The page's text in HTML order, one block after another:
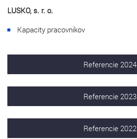
LUSKO, s. r. o.
Kapacity pracovníkov
Referencie 2024
Referencie 2023
Referencie 2022